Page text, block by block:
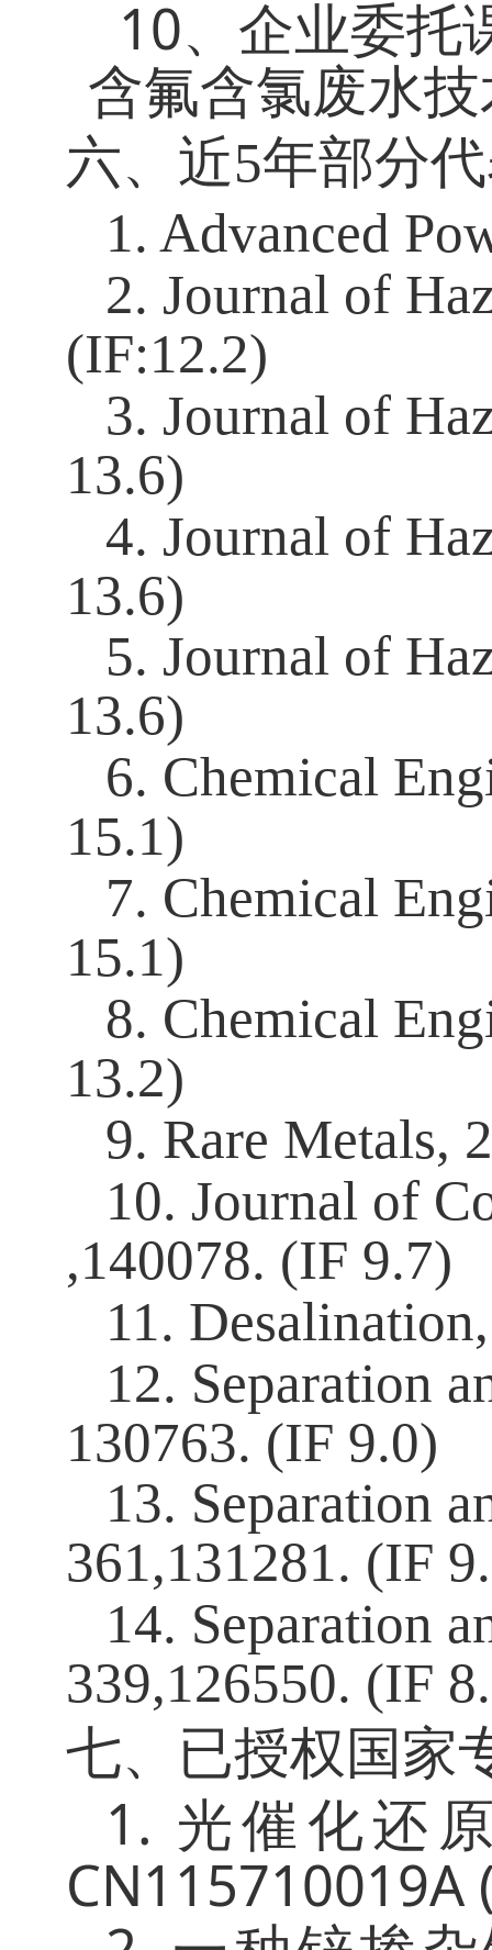
10、企业委托
含氟含氯废水
六、近5年部分
1. Advanced
2. Journal of
(IF:12.2)
3. Journal of
13.6)
4. Journal of
13.6)
5. Journal of
13.6)
6. Chemical
15.1)
7. Chemical
15.1)
8. Chemical
13.2)
9. Rare Metals,
10. Journal of
,140078. (IF 9.7)
11.
12. Separation
130763. (IF 9.0)
13. Separation
361,131281. (IF
14. Separation
339,126550. (IF
七、已授权国家
1. 光催化还
CN115710019A